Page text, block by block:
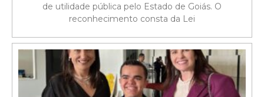
de utilidade pública pelo Estado de Goiás. O
reconhecimento consta da Lei